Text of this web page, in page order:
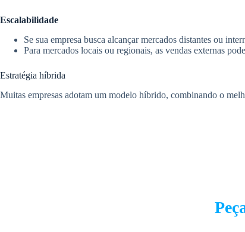
Escalabilidade
Se sua empresa busca alcançar mercados distantes ou
Para mercados locais ou regionais, as vendas externas
Estratégia híbrida
Muitas empresas adotam um modelo híbrido, combinando o